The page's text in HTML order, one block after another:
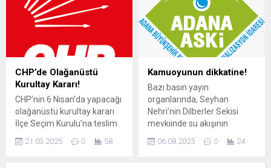
ocağına giden 1 çocuk
babası zihinsel engelli Vahit
alamayan yakınları, kayıp
başvurusunda bulundu.
Şentuna’nın bulunabilmesi
için jandarma, polis ve AFAD
ekipleri, havadan ve karadan
arama çalışması...
Adanalılarla buluşturmak
amacıyla “Ürettikçe Hep
Güçlü” sloganıyla Yılbaşı
Konseptli Kadın Emeği
Pazarı düzenlendi. 19–21
Aralık 2025 tarihleri
arasında Kurtuluş Mahallesi
Ziyapaşa Bulvarı’nda
gerçekleştirilen etkinlikte,
Adana’da faaliyet gösteren
kadın kooperatifleri ve...
CHP’de Olağanüstü
Kurultay Kararı!
CHP’nin 6 Nisan’da yapacağı
olağanüstü kurultay kararı
İlçe Seçim Kurulu’na teslim
edildi.
21.03.2025 0 58
Kamuoyunun dikkatine!
Bazı basın yayın
organlarında, Seyhan
Nehri’nin Dilberler Sekisi
mevkiinde su akışının
durduğu ve nehre kirli su
bırakıldığı yönünde iddialar
06.08.2025 0 24